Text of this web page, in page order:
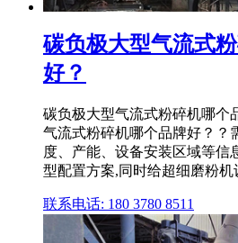
碳负极大型气流式
好？
碳负极大型气流式粉碎机哪个
气流式粉碎机哪个品牌好？？
度、产能、设备安装区域等信
型配置方案,同时给超细磨粉
联系电话: 180 3780 8511